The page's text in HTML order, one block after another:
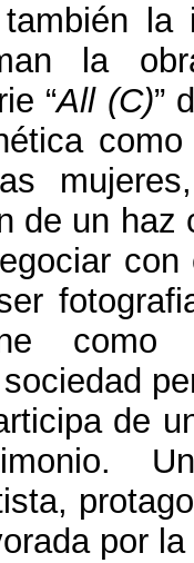
la
la
“All(C)”
como
mujeres
de un haz
con
como
de
.
,
por